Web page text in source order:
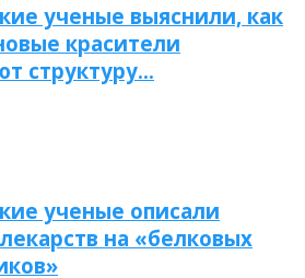
ученые выяснили, как
красители
структуру…
ученые описали
на «белковых